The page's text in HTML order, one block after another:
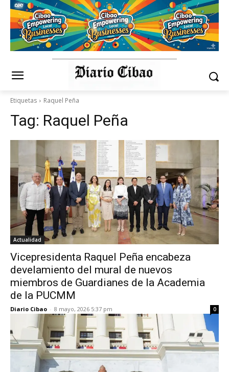
Etiquetas Raquel Peña
Tag: Raquel Peña
Actualidad
Vicepresidenta Raquel Peña encabeza
develamiento del mural de nuevos
miembros de Guardianes de la Academia
de la PUCMM
Diario Cibao - 8 mayo, 2026 5:37 pm 0